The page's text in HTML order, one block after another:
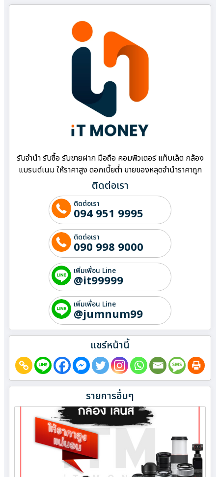
รับจำนำ รับซื้อ รับขายฝาก มือถือ คอมพิวเตอร์ แท็บเล็ต กล้อง
แบรนด์เนม ให้ราคาสูง ดอกเบี้ยต่ำ ขายของหลุดจำนำราคาถูก
ติดต่อเรา
ติดต่อเรา
094 951 9995
ติดต่อเรา
090 998 9000
เพิ่มเพื่อน Line
@it99999
เพิ่มเพื่อน Line
@jumnum99
แชร์หน้านี้
รายการอื่นๆ